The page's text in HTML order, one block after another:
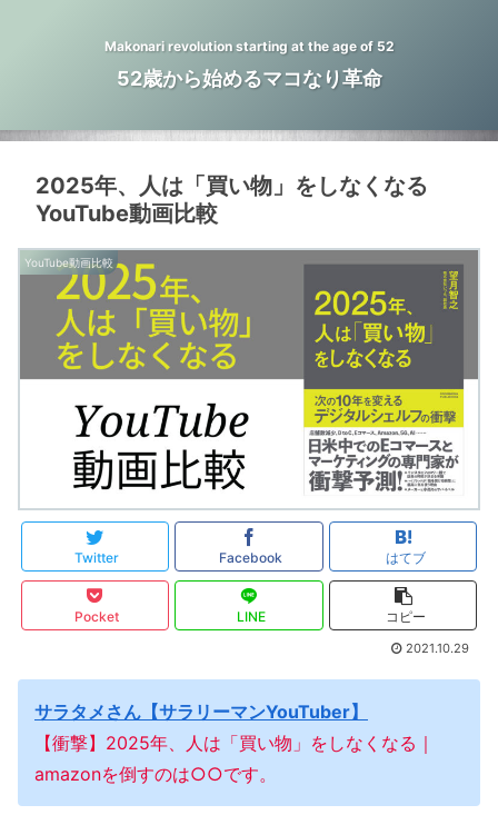
Makonari revolution starting at the age of 52
52歳から始めるマコなり革命
2025年、人は「買い物」をしなくなる
YouTube動画比較
YouTube動画比較
Twitter Facebook はてブ
Pocket LINE コピー
2021.10.29
サラタメさん【サラリーマンYouTuber】
【衝撃】2025年、人は「買い物」をしなくなる｜
amazonを倒すのは○○です。